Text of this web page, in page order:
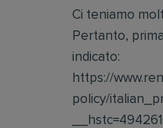
Ci teniamo
Pertanto,
indicato:
https://
policy/